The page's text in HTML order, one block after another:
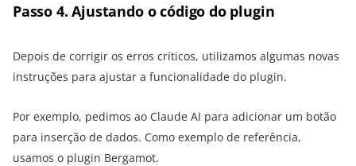
Passo 4. Ajustando o código do plugin
Depois de corrigir os erros críticos, utilizamos algumas novas
instruções para ajustar a funcionalidade do plugin.
Por exemplo, pedimos ao Claude AI para adicionar um botão
para inserção de dados. Como exemplo de referência,
usamos o plugin Bergamot.